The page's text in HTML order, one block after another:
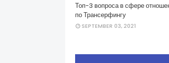
Топ-3 вопроса в сфере
по Трансерфингу
SEPTEMBER 03, 2021